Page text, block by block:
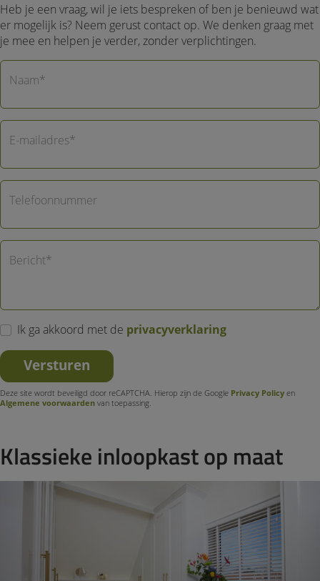
Heb je een vraag, wil je iets bespreken of ben je benieuwd wat
er mogelijk is? Neem gerust contact op. We denken graag met
je mee en helpen je verder, zonder verplichtingen.
Naam*
E-mailadres*
Telefoonnummer
Bericht*
Ik ga akkoord met de privacyverklaring
Versturen
Deze site wordt beveiligd door reCAPTCHA. Hierop zijn de Google Privacy Policy en
Algemene voorwaarden van toepassing.
Klassieke inloopkast op maat